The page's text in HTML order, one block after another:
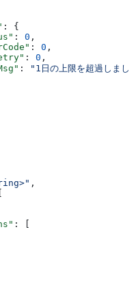
: {
: 0 ,
: 0 ,
: 0 ,
:
"1日の上限を超過しまし
,
: [